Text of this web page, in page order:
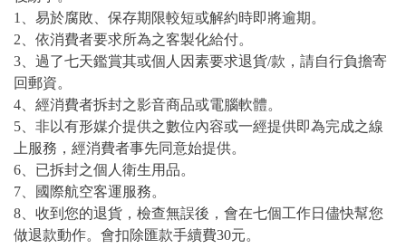
1、易於腐敗、保存期限較短或解約時即將逾期。
2、依消費者要求所為之客製化給付。
3、過了七天鑑賞其或個人因素要求退貨/款，請自行負擔寄
回郵資。
4、經消費者拆封之影音商品或電腦軟體。
5、非以有形媒介提供之數位內容或一經提供即為完成之線
上服務，經消費者事先同意始提供。
6、已拆封之個人衛生用品。
7、國際航空客運服務。
8、收到您的退貨，檢查無誤後，會在七個工作日儘快幫您
做退款動作。會扣除匯款手續費30元。